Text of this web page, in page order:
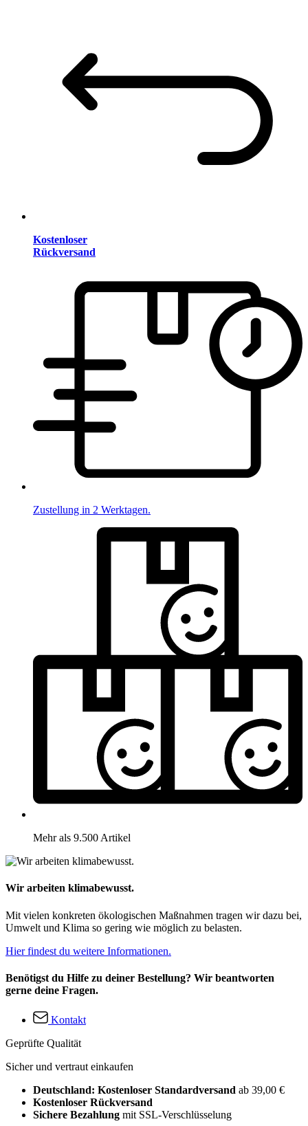
Kostenloser
Rückversand
Zustellung in 2 Werktagen.
Mehr als 9.500 Artikel
Wir arbeiten klimabewusst.
Mit vielen konkreten ökologischen Maßnahmen tragen wir dazu bei,
Umwelt und Klima so gering wie möglich zu belasten.
Hier findest du weitere Informationen.
Benötigst du Hilfe zu deiner Bestellung? Wir beantworten
gerne deine Fragen.
Kontakt
Geprüfte Qualität
Sicher und vertraut einkaufen
Deutschland: Kostenloser Standardversand ab 39,00 €
Kostenloser Rückversand
Sichere Bezahlung mit SSL-Verschlüsselung